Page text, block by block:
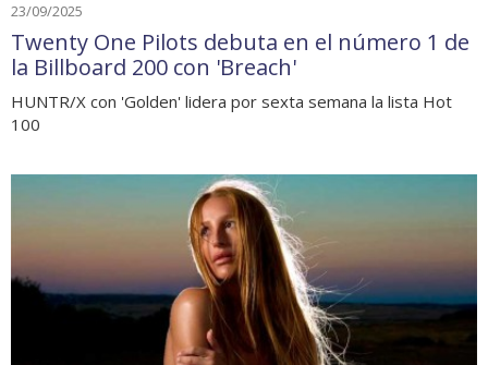
23/09/2025
Twenty One Pilots debuta en el número 1 de
la Billboard 200 con 'Breach'
HUNTR/X con 'Golden' lidera por sexta semana la lista Hot
100